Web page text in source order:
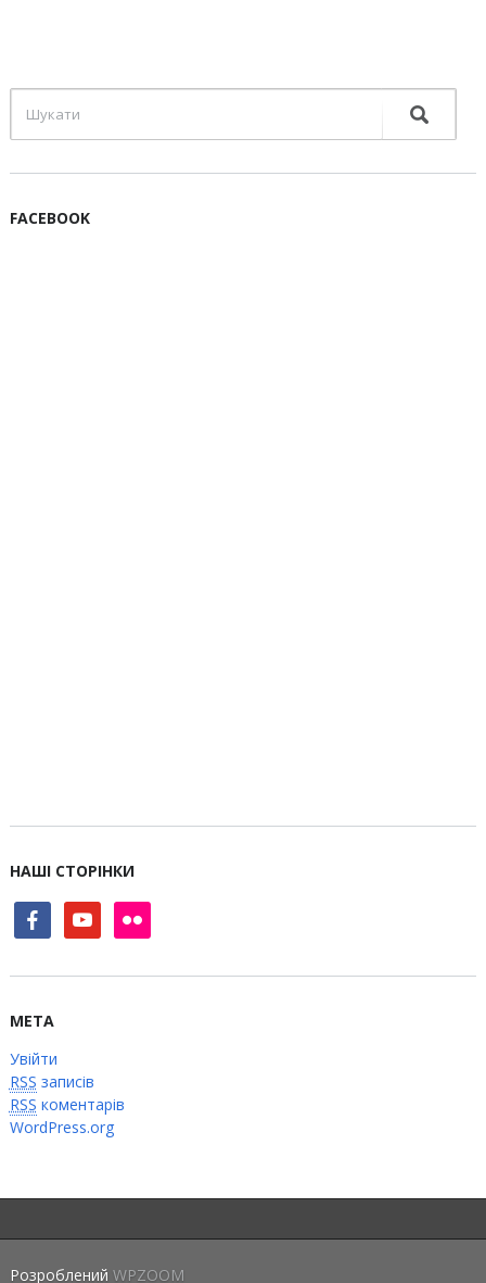
FACEBOOK
НАШІ СТОРІНКИ
facebookyoutube flickr
МЕТА
Увійти
RSS записів
RSS коментарів
WordPress.org
Розроблений WPZOOM